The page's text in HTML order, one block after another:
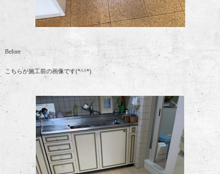
Before
こちらが施工前の画像です(*^^*)